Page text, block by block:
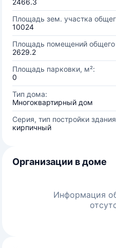
2466.3
Площадь зем. участка
10024
Площадь помещений
2629.2
Площадь парковки, м²:
0
Тип дома:
Многоквартирный дом
Серия, тип постройки
кирпичный
Организации в доме
Информация